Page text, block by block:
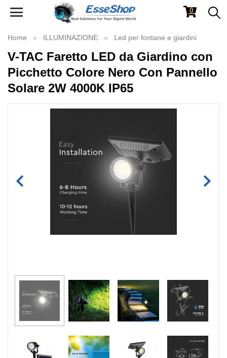
Toggle
0
Home ILLUMINAZIONE Led per fontane e giardini
V-TAC Faretto LED da Giardino con
Picchetto Colore Nero Con Pannello
Solare 2W 4000K IP65